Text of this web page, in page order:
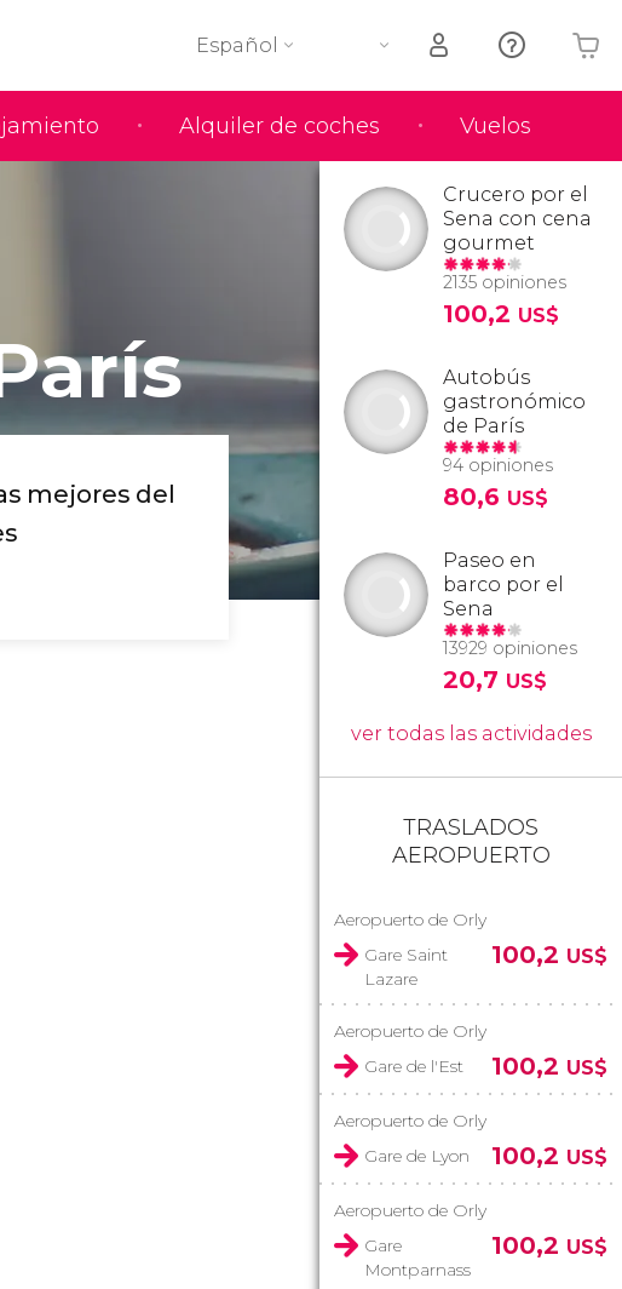
Alquiler de coches Vuelos
Español
Tu carrito está vacío
mejores del
Crucero por el
Sena con cena
gourmet
2135 opiniones
100,2 US$
Autobús
gastronómico
de París
94 opiniones
80,6 US$
Paseo en
barco por el
Sena
13929 opiniones
20,7 US$
ver todas las actividades
TRASLADOS
AEROPUERTO
Aeropuerto de Orly
Gare Saint
Lazare
100,2 US$
Aeropuerto de Orly
Gare de l'Est
100,2 US$
Aeropuerto de Orly
Gare de Lyon
100,2 US$
Aeropuerto de Orly
Gare
Montparnass
100,2 US$